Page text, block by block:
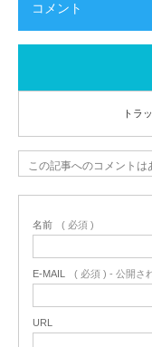
コメント
トラ
この記事へのコメントは
名前 ( 必須 )
E-MAIL ( 必須 ) - 公開さ
URL